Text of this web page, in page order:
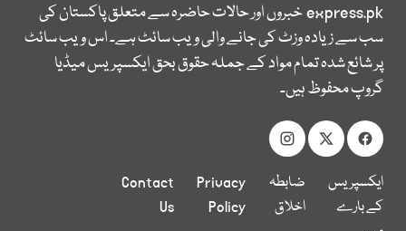
express.pkخبروں اور حالات حاضرہ سے متعلق پاکستان کی
سب سے زیادہ وزٹ کی جانے والی ویب سائٹ ہے۔ اس ویب سائٹ
پر شائع شدہ تمام مواد کے جملہ حقوق بحق ایکسپریس میڈیا
گروپ محفوظ ہیں۔
ایکسپریس
کے بارے
ضابطہ
اخلاق
Privacy
Policy
Contact
Us